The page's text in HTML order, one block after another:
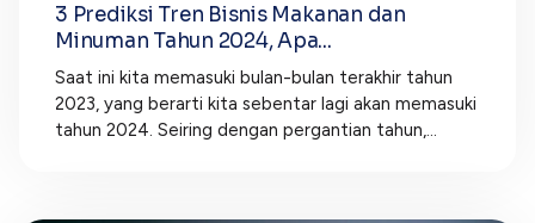
3 Prediksi Tren Bisnis Makanan dan
Minuman Tahun 2024, Apa...
Saat ini kita memasuki bulan-bulan terakhir tahun
2023, yang berarti kita sebentar lagi akan memasuki
tahun 2024. Seiring dengan pergantian tahun,...